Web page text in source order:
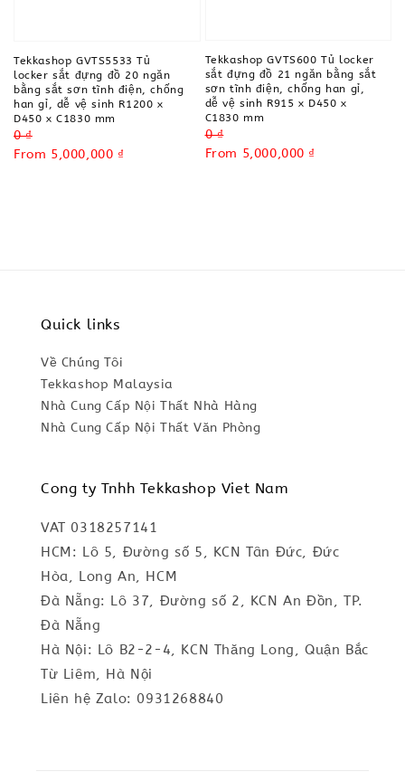
Tekkashop GVTS5533 Tủ
locker sắt đựng đồ 20 ngăn
bằng sắt sơn tĩnh điện, chống
han gỉ, dễ vệ sinh R1200 x
D450 x C1830 mm
Regular
price
0 ₫
Sale
From 5,000,000 ₫
Tekkashop GVTS600 Tủ locker
sắt đựng đồ 21 ngăn bằng sắt
sơn tĩnh điện, chống han gỉ,
dễ vệ sinh R915 x D450 x
C1830 mm
Regular
price
0 ₫
Sale
From 5,000,000 ₫
Quick links
Về Chúng Tôi
Tekkashop Malaysia
Nhà Cung Cấp Nội Thất Nhà Hàng
Nhà Cung Cấp Nội Thất Văn Phòng
Cong ty Tnhh Tekkashop Viet Nam
VAT 0318257141
HCM: Lô 5, Đường số 5, KCN Tân Đức, Đức
Hòa, Long An, HCM
Đà Nẵng: Lô 37, Đường số 2, KCN An Đồn, TP.
Đà Nẵng
Hà Nội: Lô B2-2-4, KCN Thăng Long, Quận Bắc
Từ Liêm, Hà Nội
Liên hệ Zalo: 0931268840